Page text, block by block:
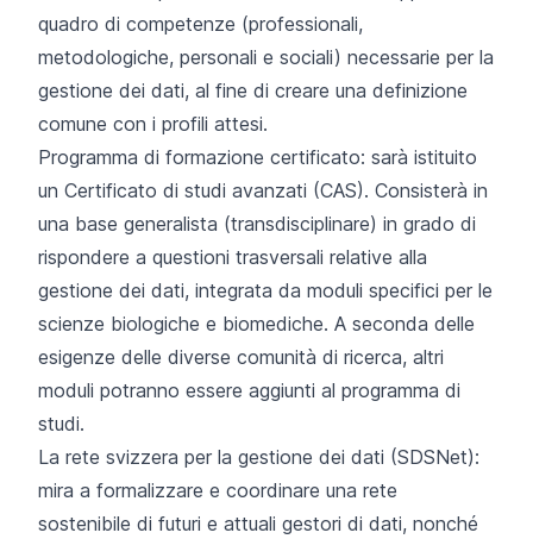
quadro di competenze (professionali,
metodologiche, personali e sociali) necessarie per la
gestione dei dati, al fine di creare una definizione
comune con i profili attesi.
Programma di formazione certificato: sarà istituito
un Certificato di studi avanzati (CAS). Consisterà in
una base generalista (transdisciplinare) in grado di
rispondere a questioni trasversali relative alla
gestione dei dati, integrata da moduli specifici per le
scienze biologiche e biomediche. A seconda delle
esigenze delle diverse comunità di ricerca, altri
moduli potranno essere aggiunti al programma di
studi.
La rete svizzera per la gestione dei dati (SDSNet):
mira a formalizzare e coordinare una rete
sostenibile di futuri e attuali gestori di dati, nonché